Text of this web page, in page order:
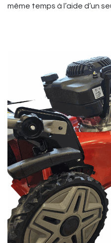
même temps à l’aide d’un